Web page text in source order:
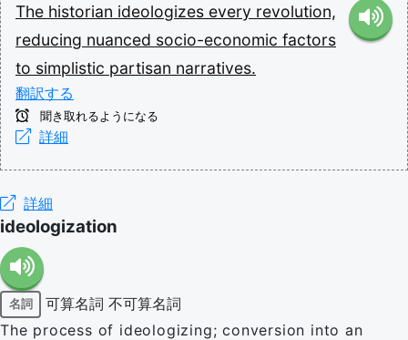
The historian ideologizes every revolution,
reducing nuanced socio-economic factors
to simplistic partisan narratives.
翻訳する
聞き取れるようになる
詳細
詳細
ideologization
名詞 可算名詞 不可算名詞
The process of ideologizing; conversion into an